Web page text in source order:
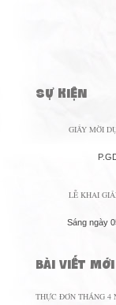
SỰ KIỆN
GIẤY MỜI
P.GD
LỄ KHAI
Sáng ngày
BÀI VIẾT
THỰC ĐƠN THÁNG 4